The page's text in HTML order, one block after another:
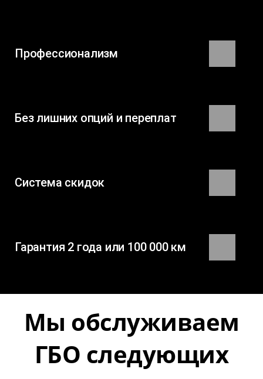
Профессионализм
Без лишних опций и переплат
Система скидок
Гарантия 2 года или 100 000 км
Мы обслуживаем
ГБО следующих